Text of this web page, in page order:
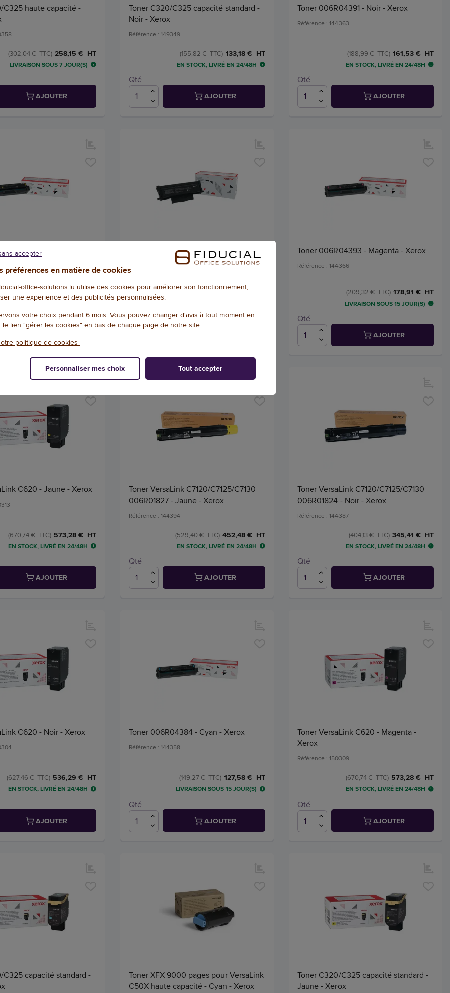
C325 haute capacité -
258,15 € HT
(302,04 € TTC)
LIVRAISON SOUS 7 JOUR(S)
AJOUTER
Toner C320/C325 capacité standard -
Noir - Xerox
Référence : 149349
133,18 € HT
(155,82 € TTC)
EN STOCK, LIVRÉ EN 24/48H
Qté
AJOUTER
Toner 006R04391 - Noir - Xerox
Référence : 144363
161,53 € HT
(188,99 € TTC)
EN STOCK, LIVRÉ EN 24/48H
Qté
AJOUTER
- Jaune - Xerox
178,91 € HT
(209,32 € TTC)
LIVRAISON SOUS 15 JOUR(S)
Toner 006R04400 - Noir - Xerox
Référence : 144383
130,67 € HT
(152,88 € TTC)
Qté
Toner 006R04393 - Magenta - Xerox
Référence : 144366
178,91 € HT
(209,32 € TTC)
LIVRAISON SOUS 15 JOUR(S)
Qté
AJOUTER
C620 - Jaune - Xerox
573,28 € HT
(670,74 € TTC)
EN STOCK, LIVRÉ EN 24/48H
AJOUTER
Toner VersaLink C7120/C7125/C7130
006R01827 - Jaune - Xerox
Référence : 144394
452,48 € HT
(529,40 € TTC)
EN STOCK, LIVRÉ EN 24/48H
Qté
AJOUTER
Toner VersaLink C7120/C7125/C7130
006R01824 - Noir - Xerox
Référence : 144387
345,41 € HT
(404,13 € TTC)
EN STOCK, LIVRÉ EN 24/48H
Qté
AJOUTER
C620 - Noir - Xerox
536,29 € HT
(627,46 € TTC)
EN STOCK, LIVRÉ EN 24/48H
AJOUTER
Toner 006R04384 - Cyan - Xerox
Référence : 144358
127,58 € HT
(149,27 € TTC)
LIVRAISON SOUS 15 JOUR(S)
Qté
AJOUTER
Toner VersaLink C620 - Magenta -
Xerox
Référence : 150309
573,28 € HT
(670,74 € TTC)
EN STOCK, LIVRÉ EN 24/48H
Qté
AJOUTER
C325 capacité standard -
Toner XFX 9000 pages pour VersaLink
C50X haute capacité - Cyan - Xerox
Toner C320/C325 capacité standard -
Jaune - Xerox
préférences en matière de cookies
office-solutions.lu utilise des cookies pour améliorer son fonctionnement,
une experience et des publicités personnalisées.
votre choix pendant 6 mois. Vous pouvez changer d'avis à tout moment en
le lien "gérer les cookies" en bas de chaque page de notre site.
politique de cookies
accepter
Personnaliser mes choix Tout accepter